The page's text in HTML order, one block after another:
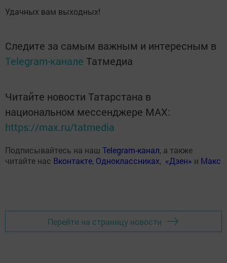
Удачных вам выходных!
Следите за самым важным и интересным в
Telegram-канале Татмедиа
Читайте новости Татарстана в
национальном мессенджере MАХ:
https://max.ru/tatmedia
Подписывайтесь на наш Telegram-канал, а также
читайте нас Вконтакте, Одноклассниках, «Дзен» и Макс
Перейти на страницу новости